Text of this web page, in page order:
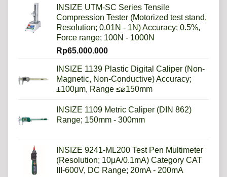
INSIZE UTM-SC Series Tensile
Compression Tester (Motorized test stand,
Resolution; 0.01N - 1N) Accuracy; 0.5%,
Force range; 100N - 1000N
Rp65.000.000
INSIZE 1139 Plastic Digital Caliper (Non-
Magnetic, Non-Conductive) Accuracy;
±100μm, Range ≤⌀150mm
INSIZE 1109 Metric Caliper (DIN 862)
Range; 150mm - 300mm
INSIZE 9241-ML200 Test Pen Multimeter
(Resolution; 10μA/0.1mA) Category CAT
III-600V, DC Range; 20mA - 200mA